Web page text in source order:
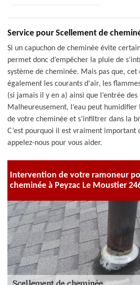
Service pour Scellement de
Si un capuchon de cheminée évite
permet donc d’empêcher la pluie de
système de cheminée. Mais pas que,
également les courants d'air, les
(si jamais il y en a) ainsi que l’entrée des
Malheureusement, l’eau peut
de votre cheminée et s’infiltrer dans la
C’est pourquoi il est vraiment important
appelez-nous pour vous aider.
Intervention de votre ramoneur
cheminée à Peyzac Le Moustier